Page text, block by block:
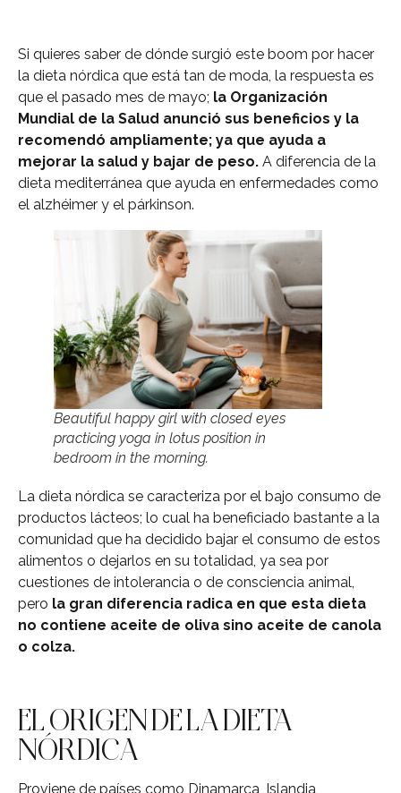
Si quieres saber de dónde surgió este boom por hacer
la dieta nórdica que está tan de moda, la respuesta es
que el pasado mes de mayo; la Organización
Mundial de la Salud anunció sus beneficios y la
recomendó ampliamente; ya que ayuda a
mejorar la salud y bajar de peso. A diferencia de la
dieta mediterránea que ayuda en enfermedades como
el alzhéimer y el párkinson.
Beautiful happy girl with closed eyes
practicing yoga in lotus position in
bedroom in the morning.
La dieta nórdica se caracteriza por el bajo consumo de
productos lácteos; lo cual ha beneficiado bastante a la
comunidad que ha decidido bajar el consumo de estos
alimentos o dejarlos en su totalidad, ya sea por
cuestiones de intolerancia o de consciencia animal,
pero la gran diferencia radica en que esta dieta
no contiene aceite de oliva sino aceite de canola
o colza.
EL ORIGEN DE LA DIETA
NÓRDICA
Proviene de países como Dinamarca, Islandia,